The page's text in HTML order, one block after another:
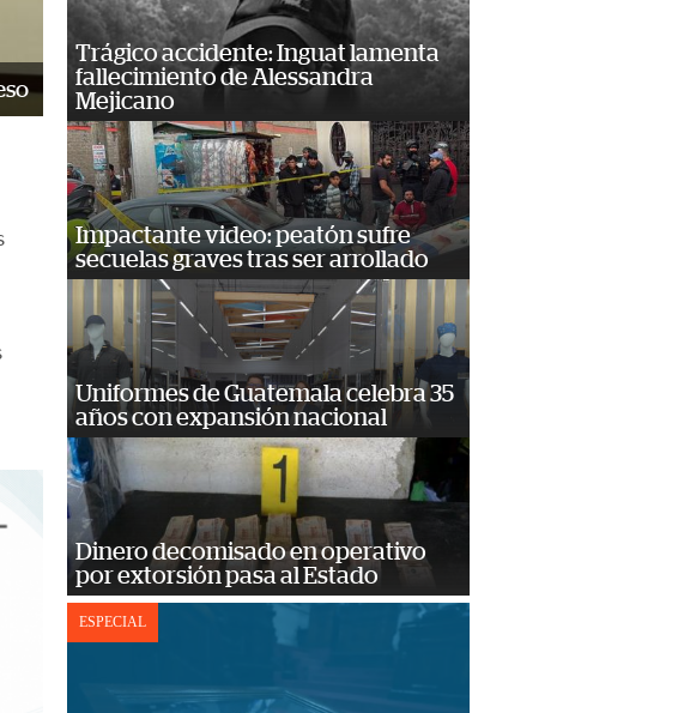
Trágico accidente: Inguat lamenta
fallecimiento de Alessandra
Mejicano
Impactante video: peatón sufre
secuelas graves tras ser arrollado
Uniformes de Guatemala celebra 35
años con expansión nacional
Dinero decomisado en operativo
por extorsión pasa al Estado
ESPECIAL